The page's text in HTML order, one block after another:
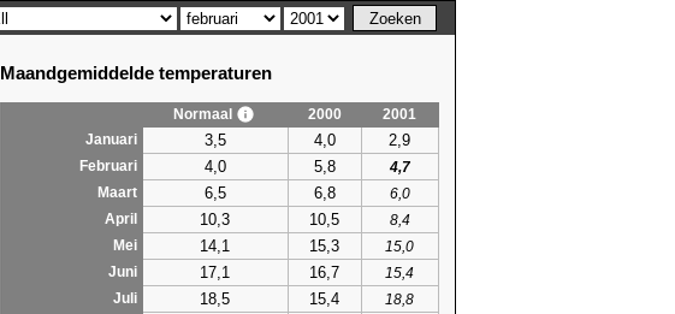
Maandgemiddelde temperaturen
Normaal 2000
2001
Januari
3,5 4,0 2,9
Februari 4,0 5,8
4,7
Maart
6,5 6,8
6,0
April
10,3 10,5
8,4
Mei
14,1 15,3
15,0
Juni
17,1 16,7
15,4
Juli
18,5 15,4
18,8